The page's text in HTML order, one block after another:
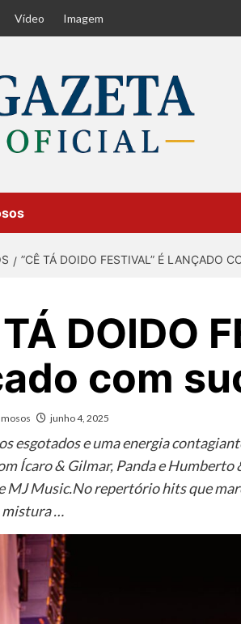
Vídeo Imagem
”CÊ TÁ DOIDO FESTIVAL” É LANÇADO
DOIDO
com
junho 4, 2025
esgotados e uma energia
Ícaro & Gilmar, Panda e
MJ Music.No repertório hits que
mistura …